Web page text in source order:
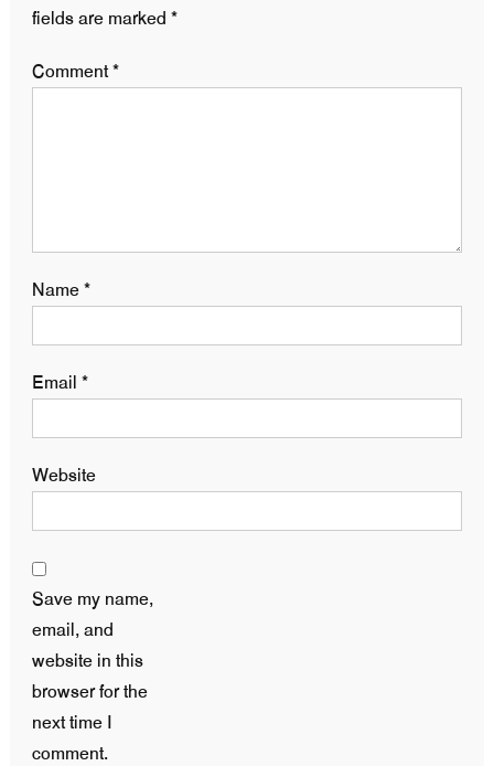
fields are marked *
Comment*
Name*
Email *
Website
Save my name,
email, and
website in this
browser for the
next time I
comment.